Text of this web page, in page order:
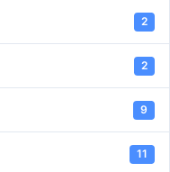
2
2
9
11